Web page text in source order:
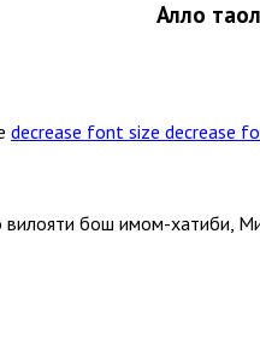
Аллоҳ
decrease font size
бош имом-хатиби,